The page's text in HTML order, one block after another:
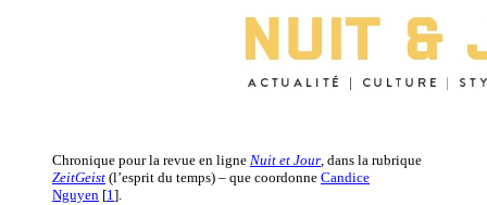
Chronique pour la revue en ligne Nuit et Jour, dans la rubrique
ZeitGeist (l’esprit du temps) – que coordonne Candice
Nguyen [1].